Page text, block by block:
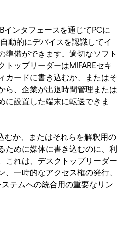
インタフェースを通じてPCに
動的にデバイスを認識してイ
準備ができます。適切なソフト
トップリーダーはMIFAREセキ
カードに書き込むか、またはそ
ら、企業が出退時間管理または
に設置した端末に転送できま
むか、またはそれらを解釈用の
ために媒体に書き込むのに、利
これは、デスクトップリーダー
、一時的なアクセス権の発行、
テムへの統合用の重要なリン